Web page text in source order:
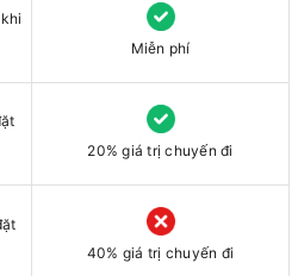
Miễn phí
20% giá trị chuyến đi
40% giá trị chuyến đi